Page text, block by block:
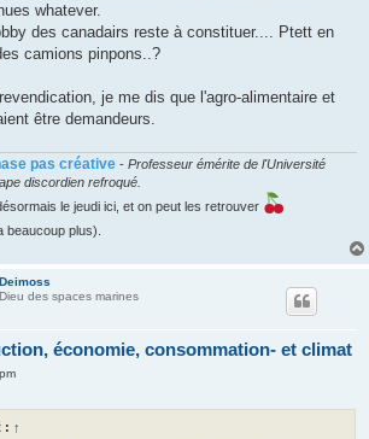
whatever.
des canadairs reste à constituer.... Ptett en
camions pinpons..?
je me dis que l'agro-alimentaire et
être demandeurs.
pas créative - Professeur émérite de l'Université
discordien refroqué.
le jeudi ici, et on peut les retrouver
beaucoup plus).
Deimoss
Dieu des spaces marines
économie, consommation- et climat
: ↑